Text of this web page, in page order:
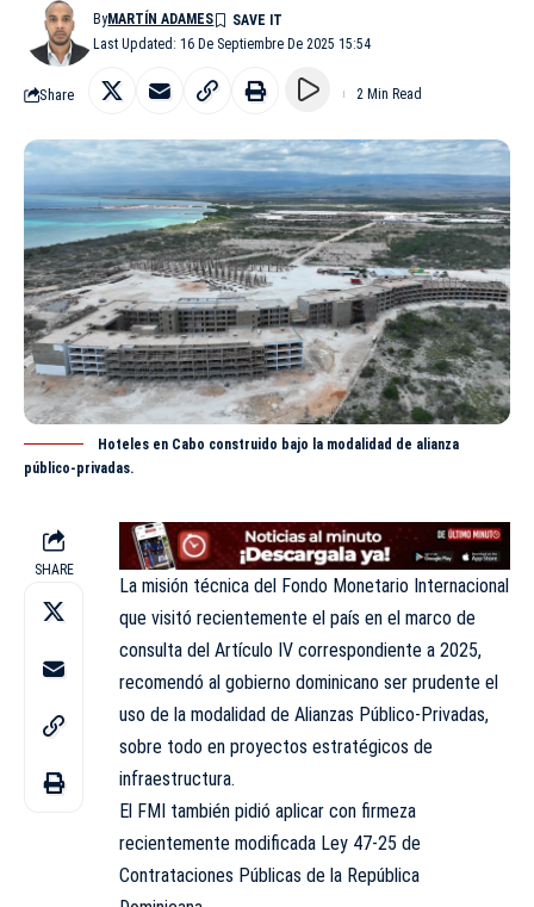
Last Updated: 16 De Septiembre De 2025 15:54
ByMARTÍN ADAMES
Share 2 Min Read
Hoteles en Cabo construido bajo la modalidad de alianza
público-privadas.
SHARE
La misión técnica del Fondo Monetario Internacional
que visitó recientemente el país en el marco de
consulta del Artículo IV correspondiente a 2025,
recomendó al gobierno dominicano ser prudente el
uso de la modalidad de Alianzas Público-Privadas,
sobre todo en proyectos estratégicos de
infraestructura.
El FMI también pidió aplicar con firmeza
recientemente modificada Ley 47-25 de
Contrataciones Públicas de la República